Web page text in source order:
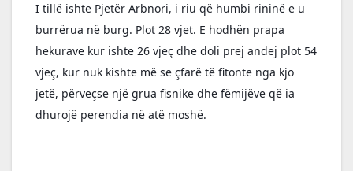
I tillë ishte Pjetër Arbnori, i riu që humbi rininë e u
burrërua në burg. Plot 28 vjet. E hodhën prapa
hekurave kur ishte 26 vjeç dhe doli prej andej plot 54
vjeç, kur nuk kishte më se çfarë të fitonte nga kjo
jetë, përveçse një grua fisnike dhe fëmijëve që ia
dhurojë perendia në atë moshë.